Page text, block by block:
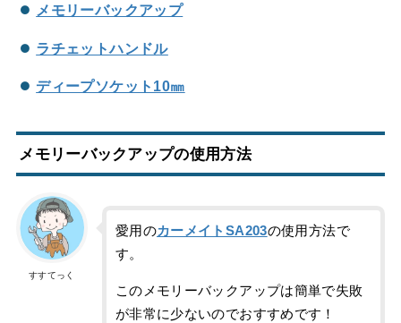
メモリーバックアップ
ラチェットハンドル
ディープソケット10㎜
メモリーバックアップの使用方法
すすてっく
愛用のカーメイトSA203の使用方法で
す。
このメモリーバックアップは簡単で失敗
が非常に少ないのでおすすめです！